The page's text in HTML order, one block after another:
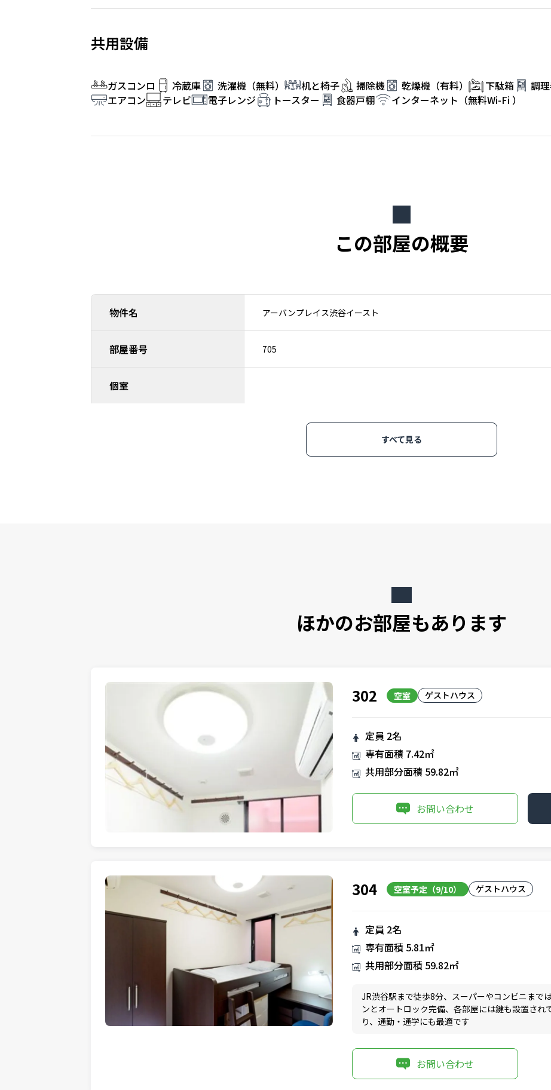
共用設備
ガスコンロ 冷蔵庫 洗濯機（無料） 机と椅子 掃除機 乾燥機（有料） 下駄箱 調
エアコン
テレビ 電子レンジ トースター 食器戸棚 インターネット（無料Wi-Fi ）
この部屋の概要
物件名 アーバンプレイス渋谷イースト
部屋番号 705
個室
すべて見る
ほかのお部屋もあります
302 空室 ゲストハウス
定員 2名
専有面積 7.42㎡
共用部分面積 59.82㎡
お問い合わせ
304 空室予定（9/10） ゲストハウス
定員 2名
専有面積 5.81㎡
共用部分面積 59.82㎡
JR渋谷駅まで徒歩8分、スーパーやコンビニまで
ンとオートロック完備、各部屋には鍵も設置され
り、通勤・通学にも最適です
お問い合わせ